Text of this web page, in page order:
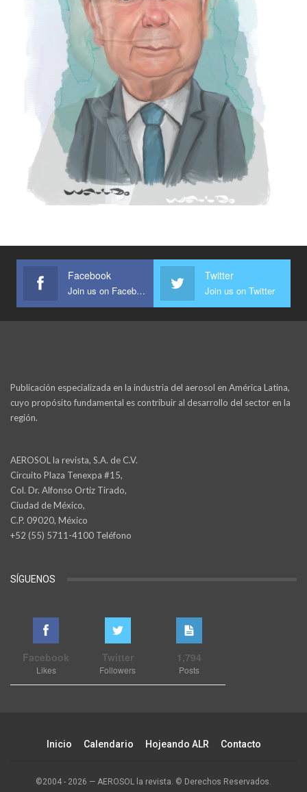
Facebook
Join us on Facebook
Twitter
Join us on Twitter
Publicación especializada en la industria del aerosol en América Latina,
cuyo propósito fundamental es contribuir al desarrollo del sector en la
región.
AEROSOL la revista, S.A. de C.V.
Circuito Plaza Tenexpa #15,
Col. Dr. Alfonso Ortiz Tirado,
Ciudad de México,
C.P. 09020, México
+52 (55) 5711-4100 Teléfono
SÍGUENOS
Facebook
Likes
Twitter
Followers
1,794
Posts
Inicio Calendario Hojeando ALR Contacto
©2004 - 2026 — AEROSOL la revista. © Derechos Reservados.